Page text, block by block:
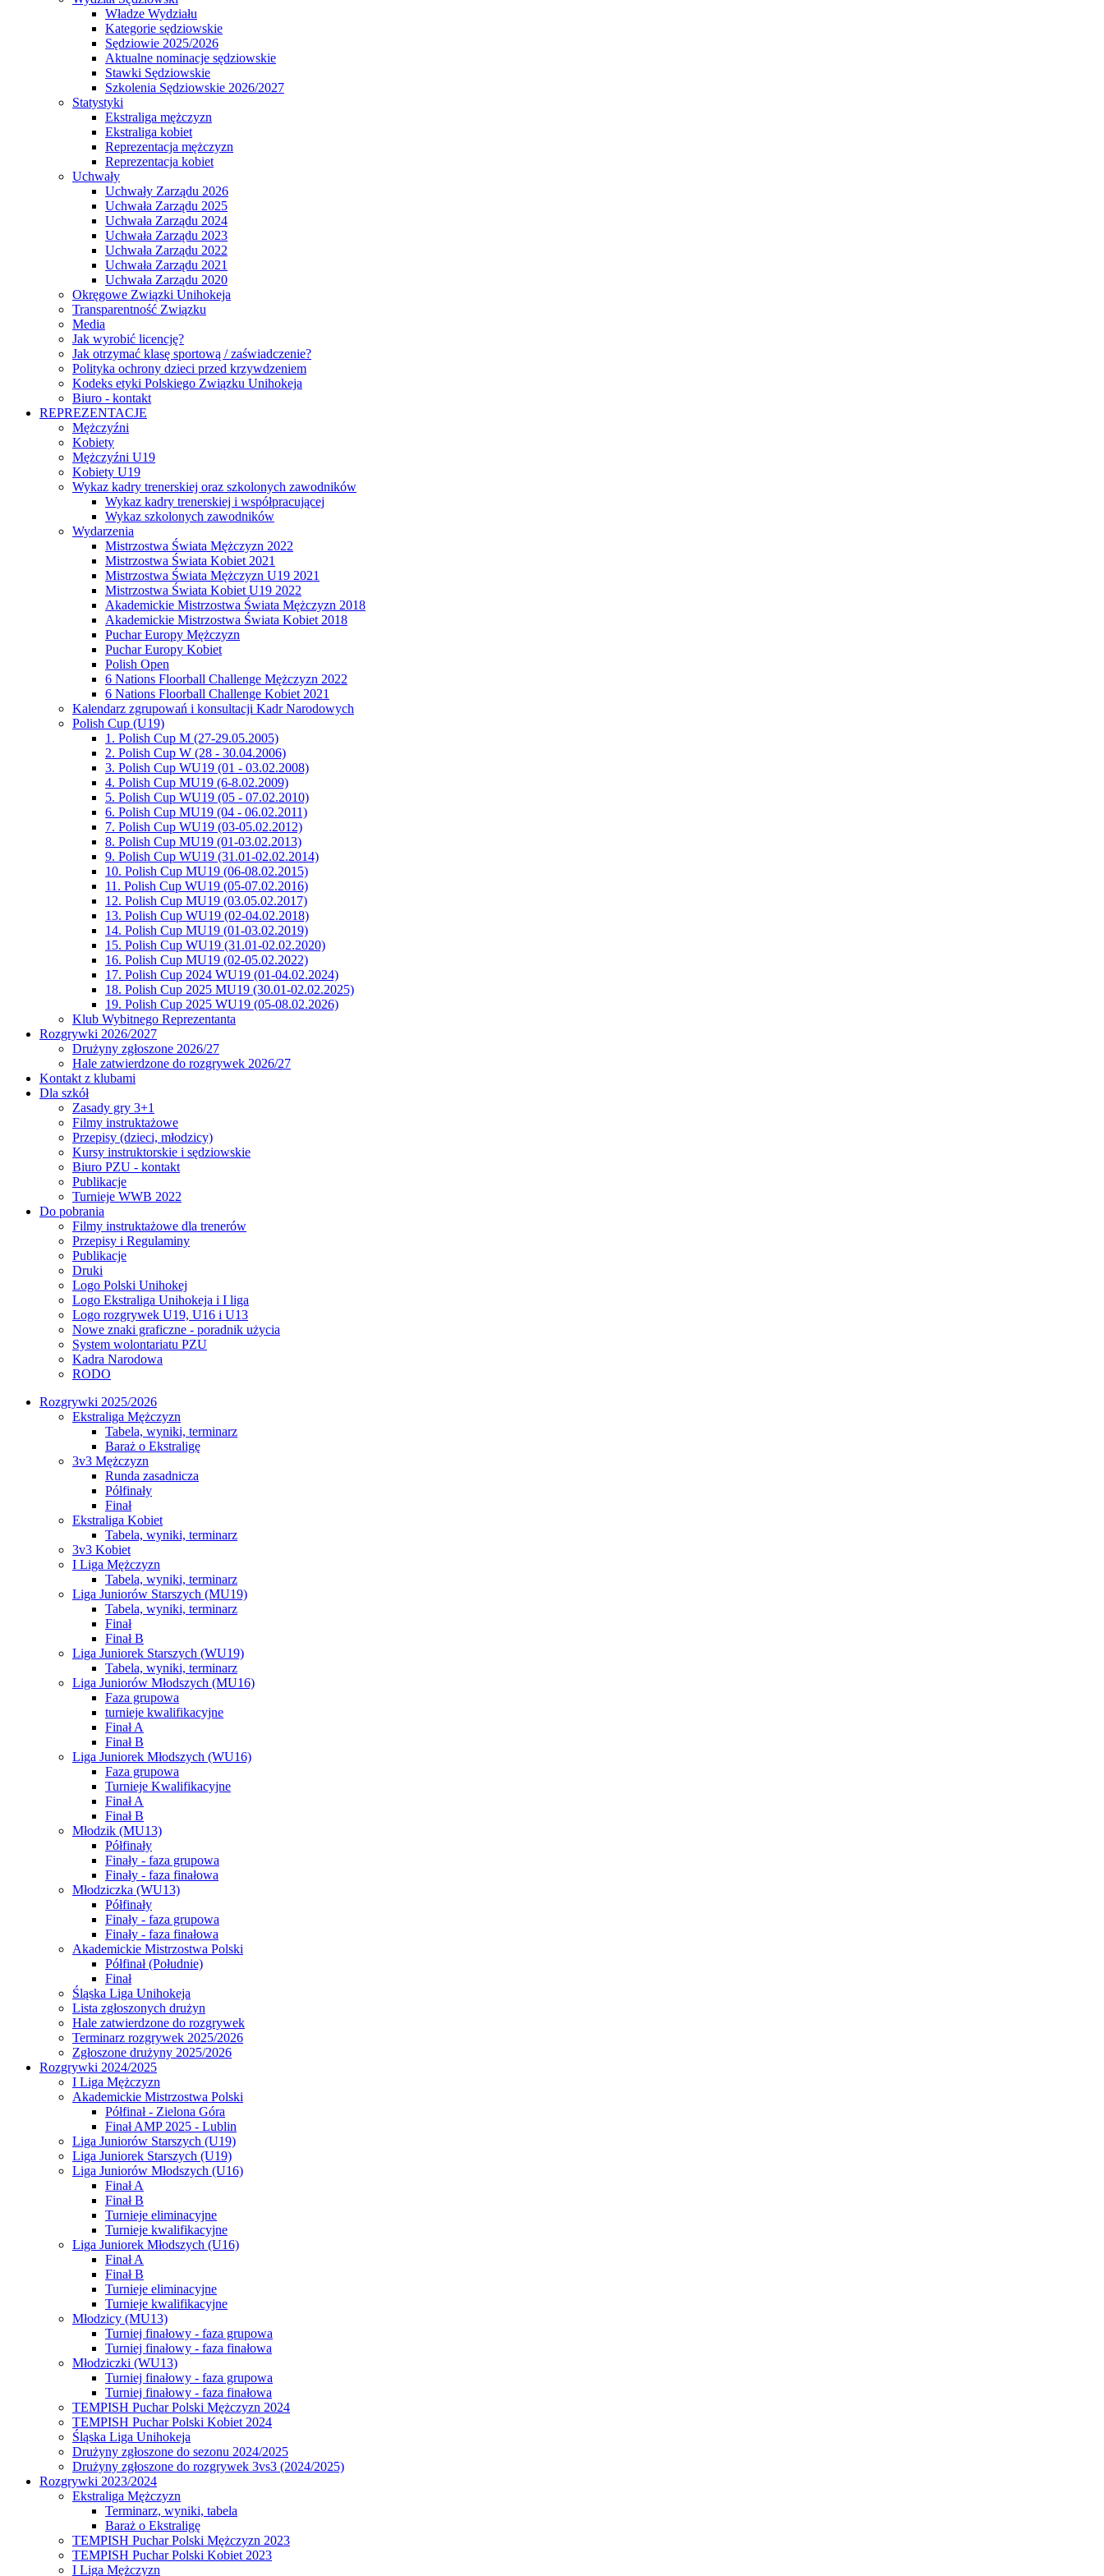
Władze Wydziału
Kategorie sędziowskie
Sędziowie 2025/2026
Aktualne nominacje sędziowskie
Stawki Sędziowskie
Szkolenia Sędziowskie 2026/2027
Statystyki
Ekstraliga mężczyzn
Ekstraliga kobiet
Reprezentacja mężczyzn
Reprezentacja kobiet
Uchwały
Uchwały Zarządu 2026
Uchwała Zarządu 2025
Uchwała Zarządu 2024
Uchwała Zarządu 2023
Uchwała Zarządu 2022
Uchwała Zarządu 2021
Uchwała Zarządu 2020
Okręgowe Związki Unihokeja
Transparentność Związku
Media
Jak wyrobić licencję?
Jak otrzymać klasę sportową / zaświadczenie?
Polityka ochrony dzieci przed krzywdzeniem
Kodeks etyki Polskiego Związku Unihokeja
Biuro - kontakt
REPREZENTACJE
Mężczyźni
Kobiety
Mężczyźni U19
Kobiety U19
Wykaz kadry trenerskiej oraz szkolonych zawodników
Wykaz kadry trenerskiej i współpracującej
Wykaz szkolonych zawodników
Wydarzenia
Mistrzostwa Świata Mężczyzn 2022
Mistrzostwa Świata Kobiet 2021
Mistrzostwa Świata Mężczyzn U19 2021
Mistrzostwa Świata Kobiet U19 2022
Akademickie Mistrzostwa Świata Mężczyzn 2018
Akademickie Mistrzostwa Świata Kobiet 2018
Puchar Europy Mężczyzn
Puchar Europy Kobiet
Polish Open
6 Nations Floorball Challenge Mężczyzn 2022
6 Nations Floorball Challenge Kobiet 2021
Kalendarz zgrupowań i konsultacji Kadr Narodowych
Polish Cup (U19)
1. Polish Cup M (27-29.05.2005)
2. Polish Cup W (28 - 30.04.2006)
3. Polish Cup WU19 (01 - 03.02.2008)
4. Polish Cup MU19 (6-8.02.2009)
5. Polish Cup WU19 (05 - 07.02.2010)
6. Polish Cup MU19 (04 - 06.02.2011)
7. Polish Cup WU19 (03-05.02.2012)
8. Polish Cup MU19 (01-03.02.2013)
9. Polish Cup WU19 (31.01-02.02.2014)
10. Polish Cup MU19 (06-08.02.2015)
11. Polish Cup WU19 (05-07.02.2016)
12. Polish Cup MU19 (03.05.02.2017)
13. Polish Cup WU19 (02-04.02.2018)
14. Polish Cup MU19 (01-03.02.2019)
15. Polish Cup WU19 (31.01-02.02.2020)
16. Polish Cup MU19 (02-05.02.2022)
17. Polish Cup 2024 WU19 (01-04.02.2024)
18. Polish Cup 2025 MU19 (30.01-02.02.2025)
19. Polish Cup 2025 WU19 (05-08.02.2026)
Klub Wybitnego Reprezentanta
Rozgrywki 2026/2027
Drużyny zgłoszone 2026/27
Hale zatwierdzone do rozgrywek 2026/27
Kontakt z klubami
Dla szkół
Zasady gry 3+1
Filmy instruktażowe
Przepisy (dzieci, młodzicy)
Kursy instruktorskie i sędziowskie
Biuro PZU - kontakt
Publikacje
Turnieje WWB 2022
Do pobrania
Filmy instruktażowe dla trenerów
Przepisy i Regulaminy
Publikacje
Druki
Logo Polski Unihokej
Logo Ekstraliga Unihokeja i I liga
Logo rozgrywek U19, U16 i U13
Nowe znaki graficzne - poradnik użycia
System wolontariatu PZU
Kadra Narodowa
RODO
Rozgrywki 2025/2026
Ekstraliga Mężczyzn
Tabela, wyniki, terminarz
Baraż o Ekstraligę
3v3 Mężczyzn
Runda zasadnicza
Półfinały
Finał
Ekstraliga Kobiet
Tabela, wyniki, terminarz
3v3 Kobiet
I Liga Mężczyzn
Tabela, wyniki, terminarz
Liga Juniorów Starszych (MU19)
Tabela, wyniki, terminarz
Finał
Finał B
Liga Juniorek Starszych (WU19)
Tabela, wyniki, terminarz
Liga Juniorów Młodszych (MU16)
Faza grupowa
turnieje kwalifikacyjne
Finał A
Finał B
Liga Juniorek Młodszych (WU16)
Faza grupowa
Turnieje Kwalifikacyjne
Finał A
Finał B
Młodzik (MU13)
Półfinały
Finały - faza grupowa
Finały - faza finałowa
Młodziczka (WU13)
Półfinały
Finały - faza grupowa
Finały - faza finałowa
Akademickie Mistrzostwa Polski
Półfinał (Południe)
Finał
Śląska Liga Unihokeja
Lista zgłoszonych drużyn
Hale zatwierdzone do rozgrywek
Terminarz rozgrywek 2025/2026
Zgłoszone drużyny 2025/2026
Rozgrywki 2024/2025
I Liga Mężczyzn
Akademickie Mistrzostwa Polski
Półfinał - Zielona Góra
Finał AMP 2025 - Lublin
Liga Juniorów Starszych (U19)
Liga Juniorek Starszych (U19)
Liga Juniorów Młodszych (U16)
Finał A
Finał B
Turnieje eliminacyjne
Turnieje kwalifikacyjne
Liga Juniorek Młodszych (U16)
Finał A
Finał B
Turnieje eliminacyjne
Turnieje kwalifikacyjne
Młodzicy (MU13)
Turniej finałowy - faza grupowa
Turniej finałowy - faza finałowa
Młodziczki (WU13)
Turniej finałowy - faza grupowa
Turniej finałowy - faza finałowa
TEMPISH Puchar Polski Mężczyzn 2024
TEMPISH Puchar Polski Kobiet 2024
Śląska Liga Unihokeja
Drużyny zgłoszone do sezonu 2024/2025
Drużyny zgłoszone do rozgrywek 3vs3 (2024/2025)
Rozgrywki 2023/2024
Ekstraliga Mężczyzn
Terminarz, wyniki, tabela
Baraż o Ekstraligę
TEMPISH Puchar Polski Mężczyzn 2023
TEMPISH Puchar Polski Kobiet 2023
I Liga Mężczyzn